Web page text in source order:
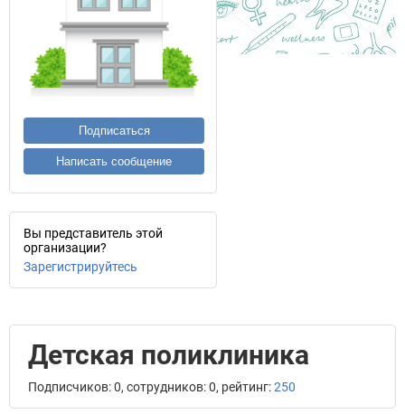
Подписаться
Написать сообщение
Вы представитель этой
организации?
Зарегистрируйтесь
Детская поликлиника
Подписчиков: 0, сотрудников: 0, рейтинг:250